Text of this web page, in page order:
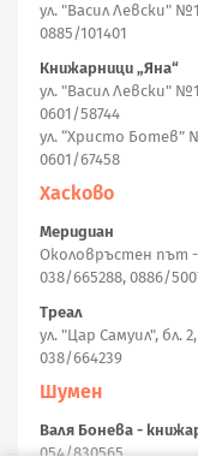
ул. "Васил Левски"
0885/101401
Книжарници „Яна“
ул. "Васил Левски"
0601/58744
ул. “Христо Ботев”
0601/67458
Хасково
Меридиан
Околовръстен път
038/665288, 0886/
Треал
ул. "Цар Самуил", бл.
038/664239
Шумен
Валя Бонева -
054/830565